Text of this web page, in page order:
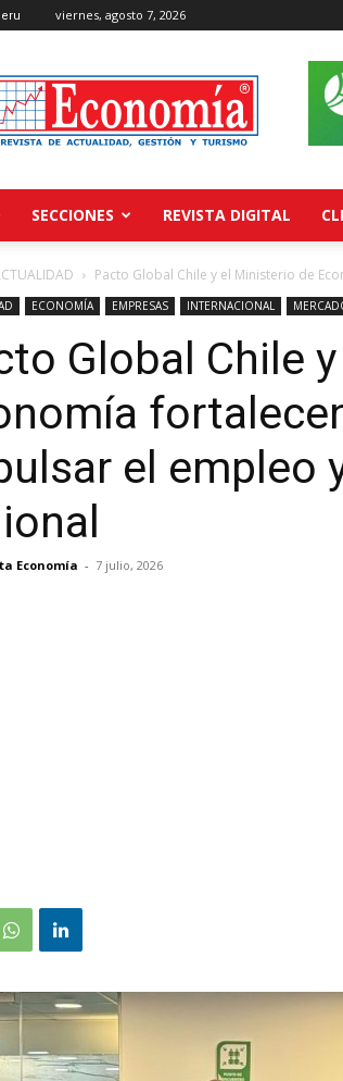
viernes, agosto 7, 2026
Revista
Economía
SECCIONES REVISTA DIGITAL
Pacto Global Chile y el Ministerio de
ECONOMÍA EMPRESAS INTERNACIONAL
Global Chile
el empleo
Economía - 7 julio, 2026